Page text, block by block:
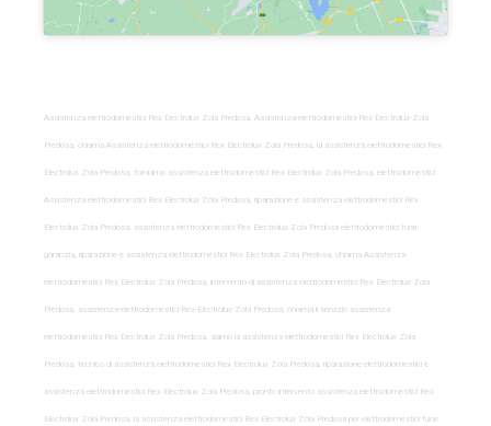
Assistenza elettrodomestici Rex Electrolux Zola Predosa, Assistenza-elettrodomestici-Rex-Electrolux-Zola
Predosa, chiama Assistenza elettrodomestici Rex Electrolux Zola Predosa, la assistenza elettrodomestici Rex
Electrolux Zola Predosa, forniamo assistenza elettrodomestici Rex Electrolux Zola Predosa, elettrodomestici
Assistenza elettrodomestici Rex Electrolux Zola Predosa, riparazione e assistenza elettrodomestici Rex
Electrolux Zola Predosa, assistenza elettrodomestici Rex Electrolux Zola Predosa elettrodomestici fuori
garanzia, riparazione e assistenza elettrodomestici Rex Electrolux Zola Predosa, chiama Assistenza
elettrodomestici Rex Electrolux Zola Predosa, intervento di assistenza elettrodomestici Rex Electrolux Zola
Predosa, assistenza-elettrodomestici-Rex-Electrolux-Zola Predosa, chiama il servizio assistenza
elettrodomestici Rex Electrolux Zola Predosa, siamo la assistenza elettrodomestici Rex Electrolux Zola
Predosa, tecnico di assistenza elettrodomestici Rex Electrolux Zola Predosa, riparazione elettrodomestici e
assistenza elettrodomestici Rex Electrolux Zola Predosa, pronto intervento assistenza elettrodomestici Rex
Electrolux Zola Predosa, la assistenza elettrodomestici Rex Electrolux Zola Predosa per elettrodomestici fuori